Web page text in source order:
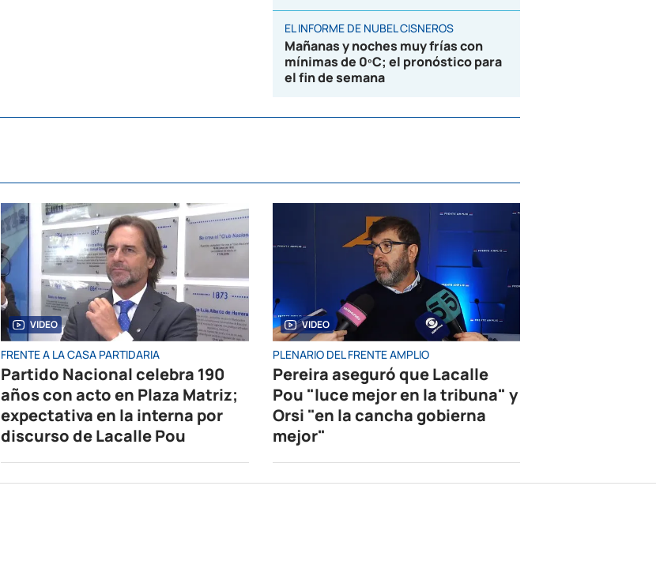
EL INFORME DE NUBEL CISNEROS
Mañanas y noches muy frías con
mínimas de 0ºC; el pronóstico para
el fin de semana
VIDEO
FRENTE A LA CASA PARTIDARIA
Partido Nacional celebra 190
años con acto en Plaza Matriz;
expectativa en la interna por
discurso de Lacalle Pou
VIDEO
PLENARIO DEL FRENTE AMPLIO
Pereira aseguró que Lacalle
Pou "luce mejor en la tribuna" y
Orsi "en la cancha gobierna
mejor"